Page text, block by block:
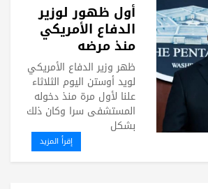
أول ظهور لوزير
الدفاع الأمريكي
منذ مرضه
ظهر وزير الدفاع الأمريكي
لويد أوستن اليوم الثلاثاء
علنا لأول مرة منذ دخوله
المستشفى سرا وكان ذلك
بشكل
إقرأ المزيد